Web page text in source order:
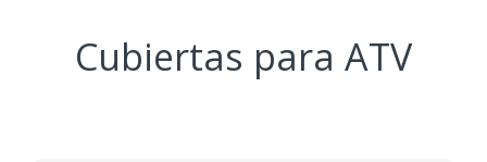
Cubiertas para ATV